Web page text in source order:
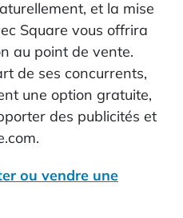
et la mise
Square vous offrira
au point de vente.
de ses concurrents,
une option gratuite,
des publicités et
ou vendre une